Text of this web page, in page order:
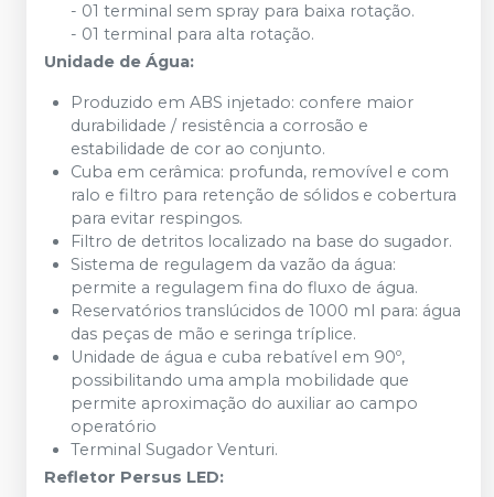
- 01 terminal sem spray para baixa rotação.
- 01 terminal para alta rotação.
Unidade de Água:
Produzido em ABS injetado: confere maior
durabilidade / resistência a corrosão e
estabilidade de cor ao conjunto.
Cuba em cerâmica: profunda, removível e com
ralo e filtro para retenção de sólidos e cobertura
para evitar respingos.
Filtro de detritos localizado na base do sugador.
Sistema de regulagem da vazão da água:
permite a regulagem fina do fluxo de água.
Reservatórios translúcidos de 1000 ml para: água
das peças de mão e seringa tríplice.
Unidade de água e cuba rebatível em 90º,
possibilitando uma ampla mobilidade que
permite aproximação do auxiliar ao campo
operatório
Terminal Sugador Venturi.
Refletor Persus LED: